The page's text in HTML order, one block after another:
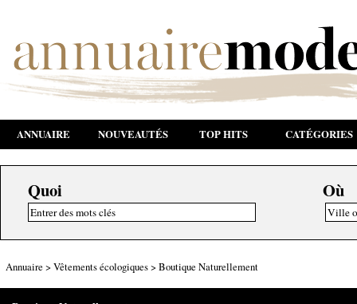
ANNUAIRE NOUVEAUTÉS TOP HITS CATÉGORIES
Quoi Où
Annuaire > Vêtements écologiques> Boutique Naturellement